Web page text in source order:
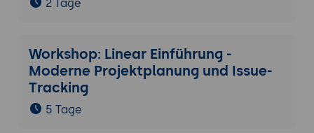
Wenn eine Aufgabe auf „Erledigt"
gesetzt wird -> nächste Person
benachrichtigen.
Wenn eine Aufgabe seit 5 Tagen „In
2 Tage
Workshop: Linear Einführung -
Moderne Projektplanung und Issue-
Tracking
5 Tage